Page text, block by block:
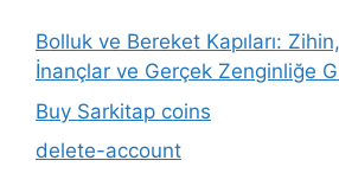
Bolluk ve Bereket Kapıları:
İnançlar ve Gerçek Zenginliğe
Buy Sarkitap coins
delete-account